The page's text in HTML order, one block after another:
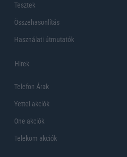
Tesztek
Összehasonlítás
Használati útmutatók
Hirek
Telefon Árak
Yettel akciók
One akciók
Telekom akciók